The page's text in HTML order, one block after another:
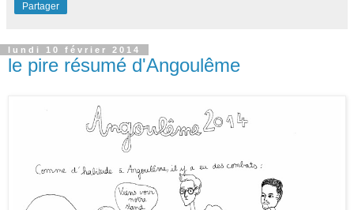
Partager
lundi 10 février 2014
le pire résumé d'Angoulême